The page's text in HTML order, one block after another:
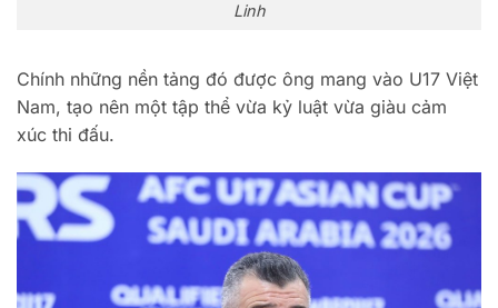
Linh
Chính những nền tảng đó được ông mang vào U17 Việt
Nam, tạo nên một tập thể vừa kỷ luật vừa giàu cảm
xúc thi đấu.